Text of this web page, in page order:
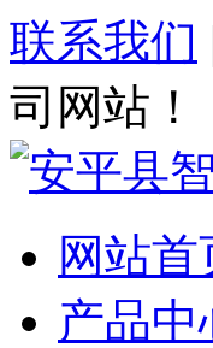
联系我们
司网站！
网站首
产品中